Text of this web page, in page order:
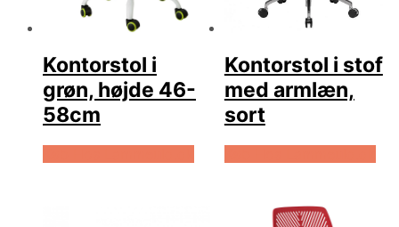
Kontorstol i
grøn, højde 46-
58cm
Kontorstol i stof
med armlæn,
sort